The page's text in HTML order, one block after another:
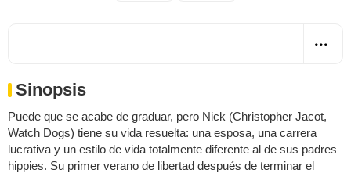
Sinopsis
Puede que se acabe de graduar, pero Nick (Christopher Jacot,
Watch Dogs) tiene su vida resuelta: una esposa, una carrera
lucrativa y un estilo de vida totalmente diferente al de sus padres
hippies. Su primer verano de libertad después de terminar el